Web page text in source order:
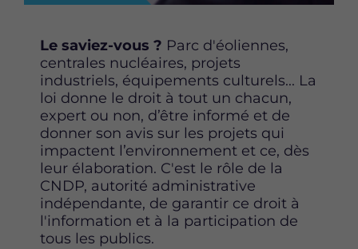
a
g
e
s
u
r
F
a
c
e
b
a
e
s
u
r
T
w
t
t
e
L
Le saviez-vous ? Parc d'éoliennes,
centrales nucléaires, projets
industriels, équipements culturels... La
loi donne le droit à tout un chacun,
expert ou non, d’être informé et de
donner son avis sur les projets qui
impactent l’environnement et ce, dès
leur élaboration. C'est le rôle de la
CNDP, autorité administrative
indépendante, de garantir ce droit à
l'information et à la participation de
tous les publics.